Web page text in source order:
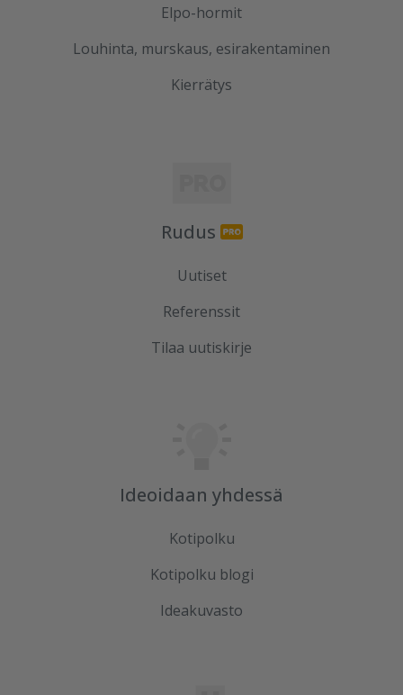
Elpo-hormit
Louhinta, murskaus, esirakentaminen
Kierrätys
Rudus
Uutiset
Referenssit
Tilaa uutiskirje
Ideoidaan yhdessä
Kotipolku
Kotipolku blogi
Ideakuvasto